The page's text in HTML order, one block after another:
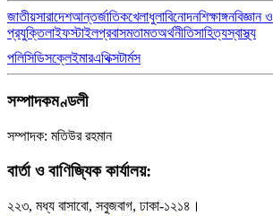
জাতীয়সারাদেশআন্তর্জাতিকখেলাধুলাবিনোদনশিক্ষাঙ্গনবিজ্ঞান ও
প্রযুক্তিলাইফস্টাইলপ্রবাসমতামতঅর্থনীতিসাহিত্যস্বাস্থ্য
পলিসিডিসক্লেইমারএথিক্সটার্মস
সম্পাদকমণ্ডলী
সম্পাদক: মতিউর রহমান
বার্তা ও বাণিজ্যিক কার্যালয়:
২২৩, মধ্য বাসাবো, সবুজবাগ, ঢাকা-১২১৪।